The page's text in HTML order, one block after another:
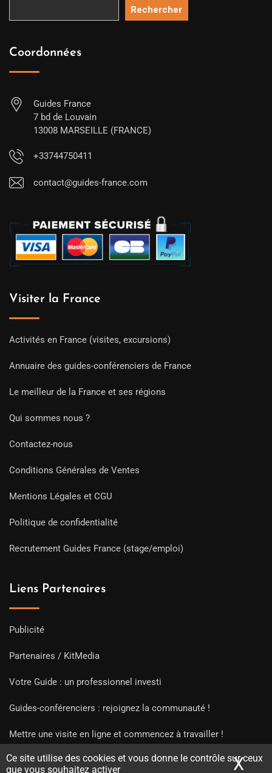
Ce site utilise des cookies et vous donne le contrôle sur ceux
que vous souhaitez activer
X
Rechercher
Coordonnées
Guides France
7 bd de Louvain
13008 MARSEILLE (FRANCE)
+33744750411
contact@guides-france.com
Visiter la France
Activités en France (visites, excursions)
Annuaire des guides-conférenciers de France
Le meilleur de la France et ses régions
Qui sommes nous ?
Contactez-nous
Conditions Générales de Ventes
Mentions Légales et CGU
Politique de confidentialité
Recrutement Guides France (stage/emploi)
Liens Partenaires
Publicité
Partenaires / KitMedia
Votre Guide : un professionnel investi
Guides-conférenciers : rejoignez la communauté !
Mettre une visite en ligne et commencez à travailler !